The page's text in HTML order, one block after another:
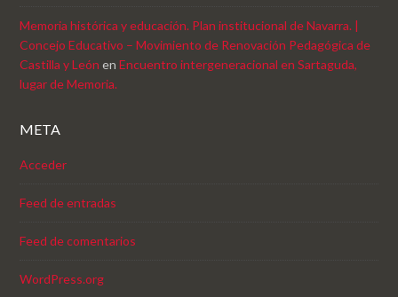
Memoria histórica y educación. Plan institucional de Navarra. |
Concejo Educativo – Movimiento de Renovación Pedagógica de
Castilla y León enEncuentro intergeneracional en Sartaguda,
lugar de Memoria.
META
Acceder
Feed de entradas
Feed de comentarios
WordPress.org